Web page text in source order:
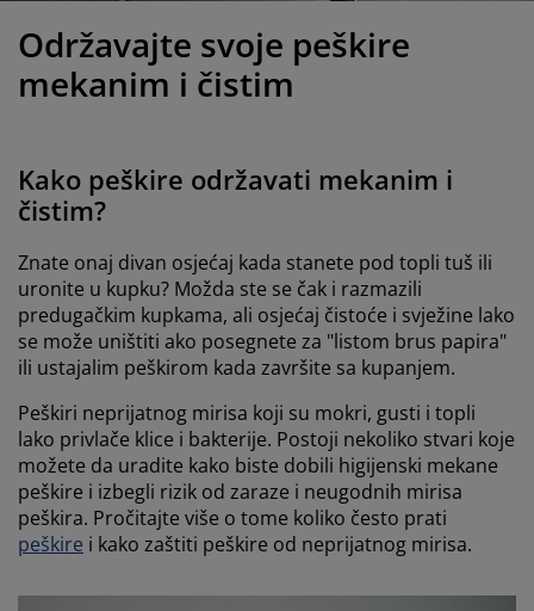
kreveta sa spremnikom
madraci
namještaja
rasvjeta
potrepštine
Održavajte svoje peškire
mekanim i čistim
Kako peškire održavati mekanim i
čistim?
Znate onaj divan osjećaj kada stanete pod topli tuš ili
uronite u kupku? Možda ste se čak i razmazili
predugačkim kupkama, ali osjećaj čistoće i svježine lako
se može uništiti ako posegnete za "listom brus papira"
ili ustajalim peškirom kada završite sa kupanjem.
Peškiri neprijatnog mirisa koji su mokri, gusti i topli
lako privlače klice i bakterije. Postoji nekoliko stvari koje
možete da uradite kako biste dobili higijenski mekane
peškire i izbegli rizik od zaraze i neugodnih mirisa
peškira. Pročitajte više o tome koliko često prati
peškire i kako zaštiti peškire od neprijatnog mirisa.